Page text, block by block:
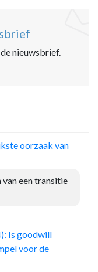
nieuwsbrief.
oorzaak van
van een transitie
Is goodwill
voor de